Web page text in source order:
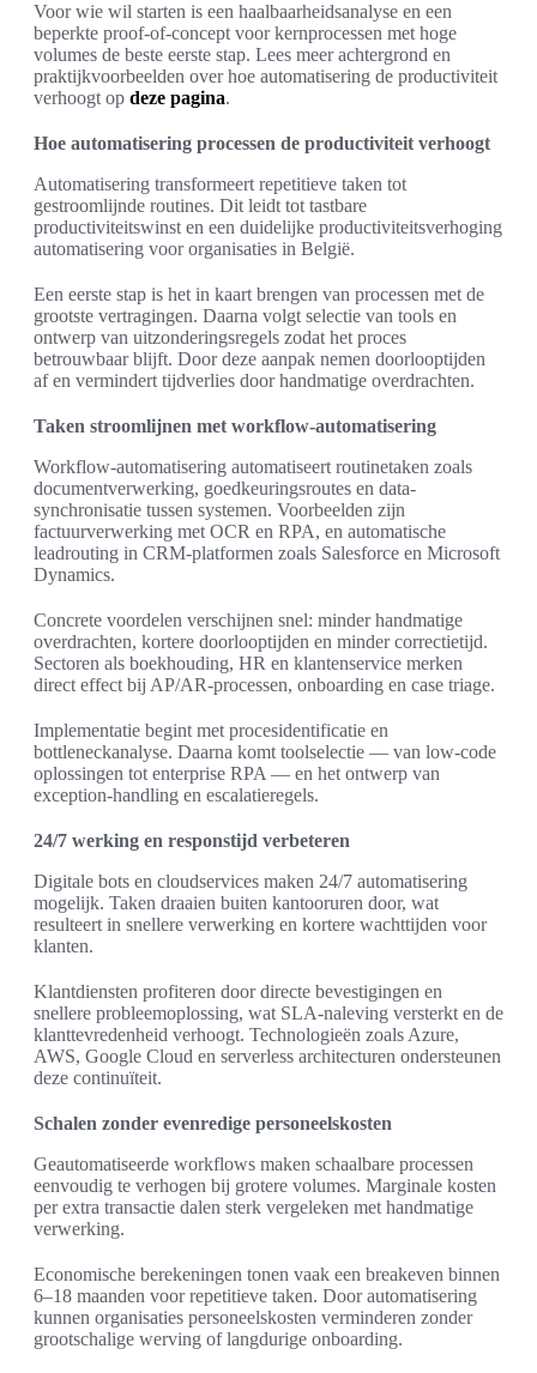
Voor wie wil starten is een haalbaarheidsanalyse en een
beperkte proof-of-concept voor kernprocessen met hoge
volumes de beste eerste stap. Lees meer achtergrond en
praktijkvoorbeelden over hoe automatisering de productiviteit
verhoogt op deze pagina.
Hoe automatisering processen de productiviteit verhoogt
Automatisering transformeert repetitieve taken tot
gestroomlijnde routines. Dit leidt tot tastbare
productiviteitswinst en een duidelijke productiviteitsverhoging
automatisering voor organisaties in België.
Een eerste stap is het in kaart brengen van processen met de
grootste vertragingen. Daarna volgt selectie van tools en
ontwerp van uitzonderingsregels zodat het proces
betrouwbaar blijft. Door deze aanpak nemen doorlooptijden
af en vermindert tijdverlies door handmatige overdrachten.
Taken stroomlijnen met workflow-automatisering
Workflow-automatisering automatiseert routinetaken zoals
documentverwerking, goedkeuringsroutes en data-
synchronisatie tussen systemen. Voorbeelden zijn
factuurverwerking met OCR en RPA, en automatische
leadrouting in CRM-platformen zoals Salesforce en Microsoft
Dynamics.
Concrete voordelen verschijnen snel: minder handmatige
overdrachten, kortere doorlooptijden en minder correctietijd.
Sectoren als boekhouding, HR en klantenservice merken
direct effect bij AP/AR-processen, onboarding en case triage.
Implementatie begint met procesidentificatie en
bottleneckanalyse. Daarna komt toolselectie — van low-code
oplossingen tot enterprise RPA — en het ontwerp van
exception-handling en escalatieregels.
24/7 werking en responstijd verbeteren
Digitale bots en cloudservices maken 24/7 automatisering
mogelijk. Taken draaien buiten kantooruren door, wat
resulteert in snellere verwerking en kortere wachttijden voor
klanten.
Klantdiensten profiteren door directe bevestigingen en
snellere probleemoplossing, wat SLA-naleving versterkt en de
klanttevredenheid verhoogt. Technologieën zoals Azure,
AWS, Google Cloud en serverless architecturen ondersteunen
deze continuïteit.
Schalen zonder evenredige personeelskosten
Geautomatiseerde workflows maken schaalbare processen
eenvoudig te verhogen bij grotere volumes. Marginale kosten
per extra transactie dalen sterk vergeleken met handmatige
verwerking.
Economische berekeningen tonen vaak een breakeven binnen
6–18 maanden voor repetitieve taken. Door automatisering
kunnen organisaties personeelskosten verminderen zonder
grootschalige werving of langdurige onboarding.